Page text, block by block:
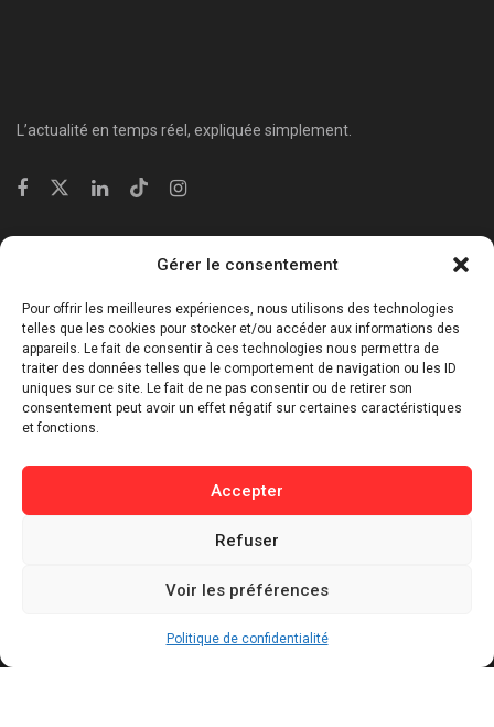
Gérer le consentement
Pour offrir les meilleures expériences, nous utilisons des technologies
telles que les cookies pour stocker et/ou accéder aux informations des
appareils. Le fait de consentir à ces technologies nous permettra de
traiter des données telles que le comportement de navigation ou les ID
uniques sur ce site. Le fait de ne pas consentir ou de retirer son
consentement peut avoir un effet négatif sur certaines caractéristiques
et fonctions.
Accepter
Refuser
Voir les préférences
Politique de confidentialité
L’actualité en temps réel, expliquée simplement.
Économie & Business
⁠Culture & Divertissement
⁠Tech & Innovation
Sport
Lifestyle
Buzz / Insolite
Informations
Politique de cookies